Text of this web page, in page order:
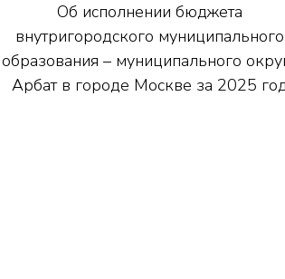
Об исполнении бюджета
внутригородского муниципального
образования – муниципального
Арбат в городе Москве за 2025